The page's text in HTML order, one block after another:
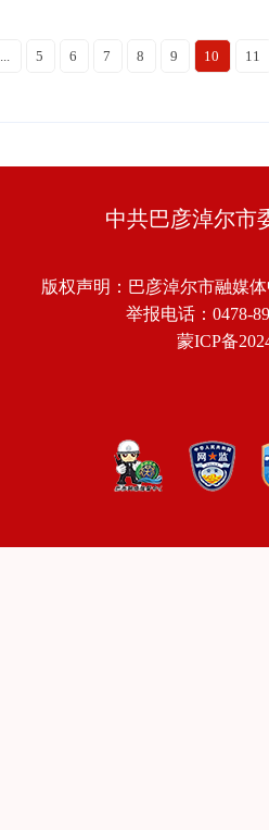
... 5 6 7 8 9 10 11
中共巴彦淖尔市
版权声明：巴彦淖尔市融媒
举报电话：0478-
蒙ICP备